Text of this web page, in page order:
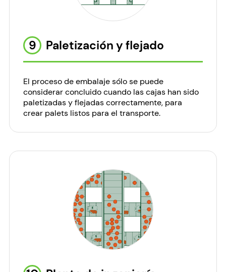
9 Paletización y flejado
El proceso de embalaje sólo se puede
considerar concluido cuando las cajas han sido
paletizadas y flejadas correctamente, para
crear palets listos para el transporte.